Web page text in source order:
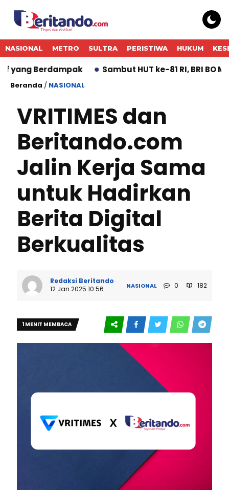
NASIONAL METRO SULTRA PERISTIWA HUKUM
Berdampak Sambut HUT ke-81 RI, BRI BO
Beranda / NASIONAL
VRITIMES dan
Beritando.com
Jalin Kerja Sama
untuk Hadirkan
Berita Digital
Berkualitas
Redaksi Beritando
12 Jan 2025 10:56
NASIONAL 0 182
1 MENIT MEMBACA